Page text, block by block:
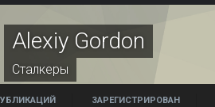
Alexiy Gordon
Сталкеры
ЗАРЕГИСТРИРОВАН